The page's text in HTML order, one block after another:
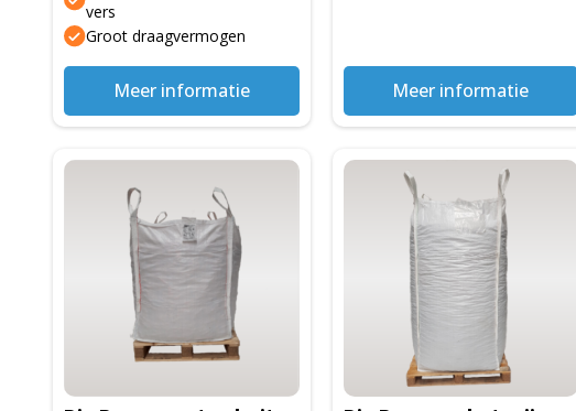
vers
Groot draagvermogen
Meer informatie Meer informatie